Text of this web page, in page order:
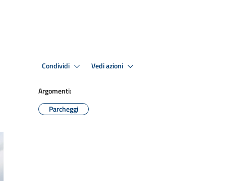
Condividi Vedi azioni
Argomenti:
Parcheggi